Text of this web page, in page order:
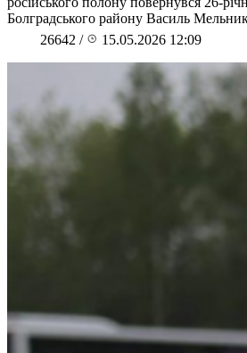
Болградського району Василь
26642 / 15.05.2026 12:09